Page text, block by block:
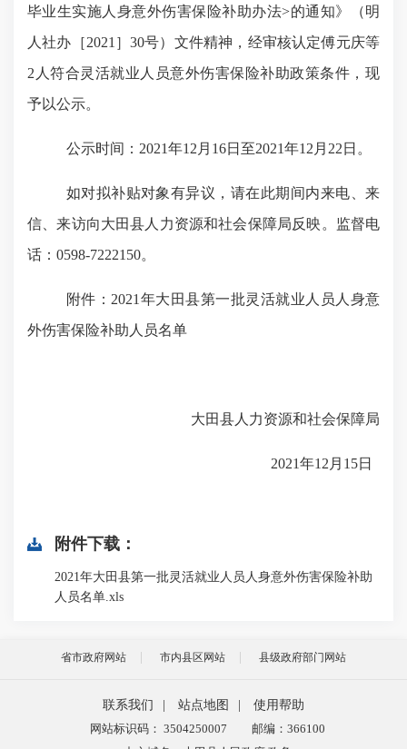
毕业生实施人身意外伤害保险补助办法>的通知》（明
人社办［2021］30号）文件精神，经审核认定傅元庆等
2人符合灵活就业人员意外伤害保险补助政策条件，现
予以公示。
公示时间： 2021年12月 16日至2021年12月 22 日。
如对拟补贴对象有异议，请在此期间内来电、来
信、来访向大田县 人力资源和社会保障局反映。监督电
话： 0598-7222150。
附件： 2021年大田县第一批灵活就业人员人身意
外伤害保险补助人员名单
大田县人力资源和社会保障局
2021年12月15日
附件下载：
2021年大田县第一批灵活就业人员人身意外伤害保险补助
人员名单.xls
省市政府网站 市内县区网站 县级政府部门网站
联系我们 站点地图
使用帮助
网站标识码： 3504250007
邮编：366100